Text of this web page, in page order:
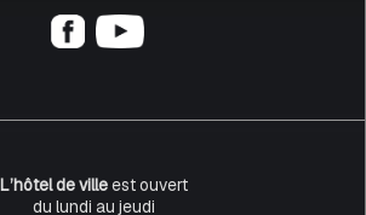
L’hôtel de villeest ouvert
du lundi au jeudi